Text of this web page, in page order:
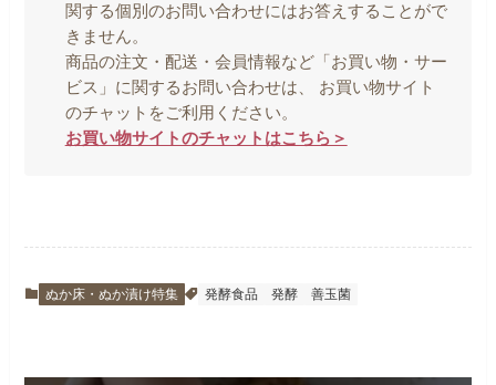
関する個別のお問い合わせにはお答えすることがで
きません。
商品の注文・配送・会員情報など「お買い物・サー
ビス」に関するお問い合わせは、 お買い物サイト
のチャットをご利用ください。
お買い物サイトのチャットはこちら＞
ぬか床・ぬか漬け特集 発酵食品 発酵 善玉菌